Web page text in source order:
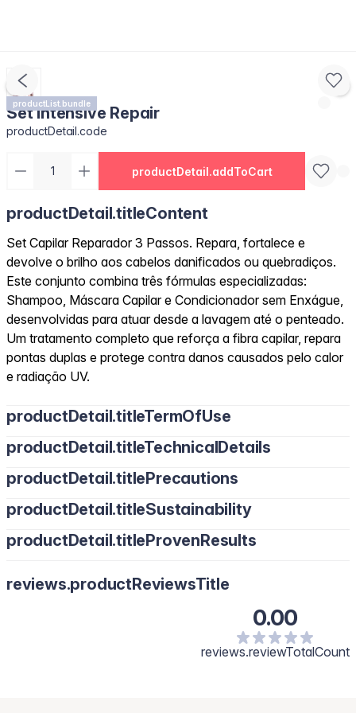
productList.bundle
Set Intensive Repair
productDetail.code
productDetail.addToCart
productDetail.titleContent
Set Capilar Reparador 3 Passos. Repara, fortalece e
devolve o brilho aos cabelos danificados ou quebradiços.
Este conjunto combina três fórmulas especializadas:
Shampoo, Máscara Capilar e Condicionador sem Enxágue,
desenvolvidas para atuar desde a lavagem até o penteado.
Um tratamento completo que reforça a fibra capilar, repara
pontas duplas e protege contra danos causados pelo calor
e radiação UV.
productDetail.titleTermOfUse
productDetail.titleTechnicalDetails
productDetail.titlePrecautions
productDetail.titleSustainability
productDetail.titleProvenResults
reviews.productReviewsTitle
0.00
reviews.reviewTotalCount